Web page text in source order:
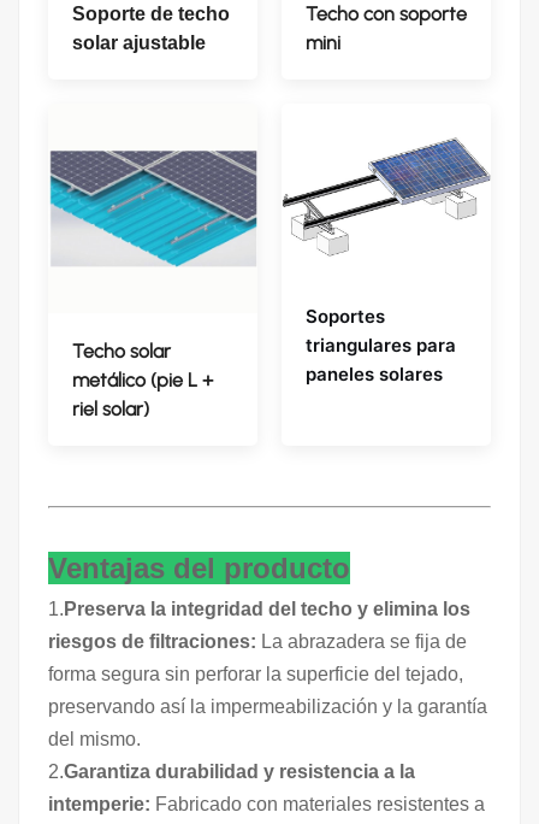
Soporte de techo
solar ajustable
Techo con soporte
mini
Techo solar
metálico (pie L +
riel solar)
Soportes
triangulares para
paneles solares
Ventajas del producto
1. Preserva la integridad del techo y elimina los
riesgos de filtraciones: La abrazadera se fija de
forma segura sin perforar la superficie del tejado,
preservando así la impermeabilización y la garantía
del mismo.
2.Garantiza durabilidad y resistencia a la
intemperie: Fabricado con materiales resistentes a